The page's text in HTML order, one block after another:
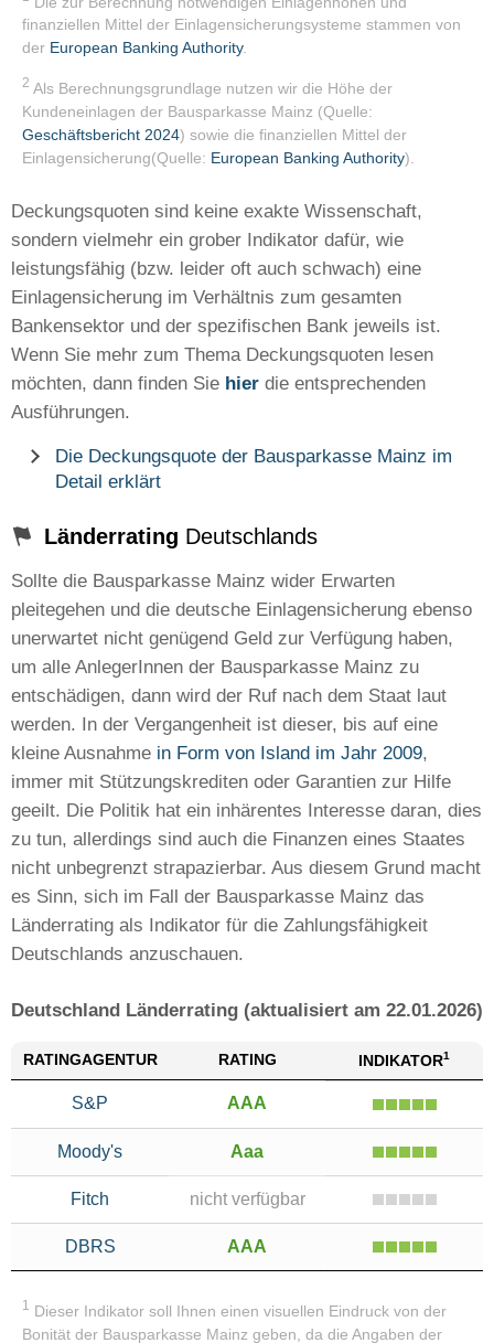
finanziellen Mittel der Einlagensicherungsysteme stammen von
der European Banking Authority.
2 Als Berechnungsgrundlage nutzen wir die Höhe der
Kundeneinlagen der Bausparkasse Mainz (Quelle:
Geschäftsbericht 2024) sowie die finanziellen Mittel der
Einlagensicherung(Quelle: European Banking Authority).
Deckungsquoten sind keine exakte Wissenschaft,
sondern vielmehr ein grober Indikator dafür, wie
leistungsfähig (bzw. leider oft auch schwach) eine
Einlagensicherung im Verhältnis zum gesamten
Bankensektor und der spezifischen Bank jeweils ist.
Wenn Sie mehr zum Thema Deckungsquoten lesen
möchten, dann finden Sie hier die entsprechenden
Ausführungen.
Die Deckungsquote der Bausparkasse Mainz im
Detail erklärt
Länderrating Deutschlands
Sollte die Bausparkasse Mainz wider Erwarten
pleitegehen und die deutsche Einlagensicherung ebenso
unerwartet nicht genügend Geld zur Verfügung haben,
um alle AnlegerInnen der Bausparkasse Mainz zu
entschädigen, dann wird der Ruf nach dem Staat laut
werden. In der Vergangenheit ist dieser, bis auf eine
kleine Ausnahme in Form von Island im Jahr 2009,
immer mit Stützungskrediten oder Garantien zur Hilfe
geeilt. Die Politik hat ein inhärentes Interesse daran, dies
zu tun, allerdings sind auch die Finanzen eines Staates
nicht unbegrenzt strapazierbar. Aus diesem Grund macht
es Sinn, sich im Fall der Bausparkasse Mainz das
Länderrating als Indikator für die Zahlungsfähigkeit
Deutschlands anzuschauen.
Deutschland Länderrating (aktualisiert am 22.01.2026)
RATINGAGENTUR RATING INDIKATOR1
S&P AAA
Moody's Aaa
Fitch nicht verfügbar
DBRS AAA
1
Dieser Indikator soll Ihnen einen visuellen Eindruck von der
Bonität der Bausparkasse Mainz geben, da die Angaben der